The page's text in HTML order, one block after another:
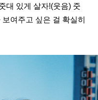
대 있게 살자!(웃음) 줏
여주고 싶은 걸 확실히